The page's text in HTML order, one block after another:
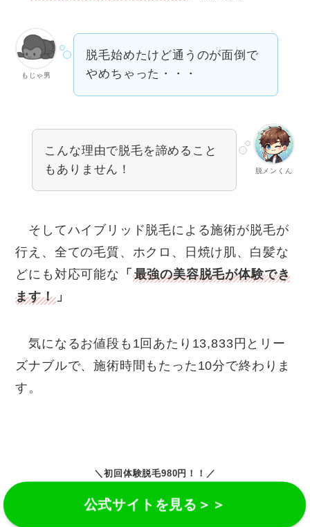
もじゃ男
脱毛始めたけど通うのが面倒で
やめちゃった・・・
脱メンくん
こんな理由で脱毛を諦めること
もありません！
そしてハイブリッド脱毛による施術が脱毛が
行え、全ての毛質、ホクロ、日焼け肌、白髪な
どにも対応可能な 「 最強の美容脱毛が体験でき
ます！」
気になるお値段も1回あたり13,833円とリー
ズナブルで、施術時間もたった10分で終わりま
す。
＼初回体験脱毛980円！！／
公式サイトを見る＞＞